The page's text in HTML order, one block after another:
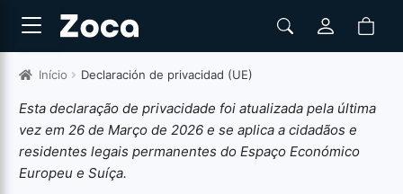
Início Declaración de privacidad (UE)
Esta declaração de privacidade foi atualizada pela última
vez em 26 de Março de 2026 e se aplica a cidadãos e
residentes legais permanentes do Espaço Económico
Europeu e Suíça.